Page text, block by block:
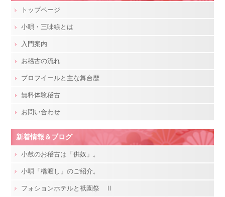
トップページ
小唄・三味線とは
入門案内
お稽古の流れ
プロフイールと主な舞台歴
無料体験稽古
お問い合わせ
新着情報＆ブログ
小鼓のお稽古は「供奴」。
小唄「橋渡し」のご紹介。
フォションホテルと祇園祭 Ⅱ